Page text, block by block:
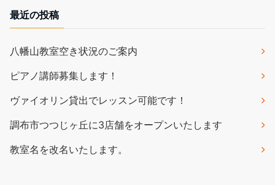
最近の投稿
八幡山教室空き状況のご案内
ピアノ講師募集します！
ヴァイオリン貸出でレッスン可能です！
調布市つつじヶ丘に3店舗をオープンいたします
教室名を改名いたします。